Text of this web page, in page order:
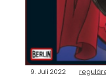
9. Juli 2022